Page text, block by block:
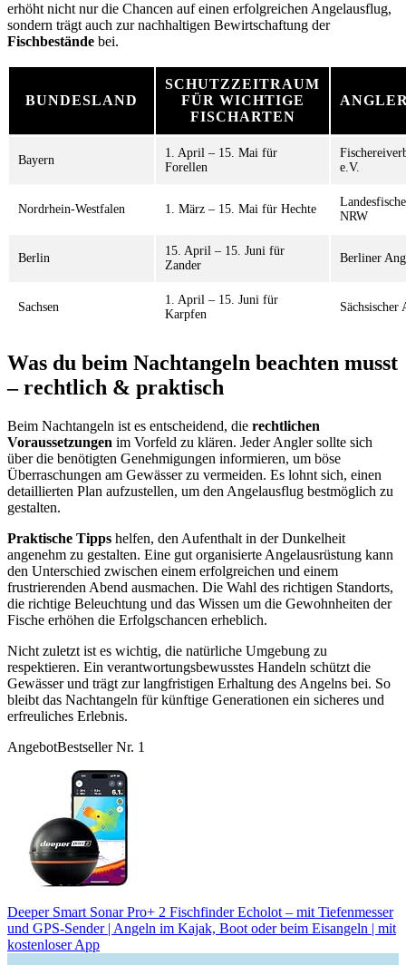
erhöht nicht nur die Chancen auf einen erfolgreichen Angelausflug,
sondern trägt auch zur nachhaltigen Bewirtschaftung der
Fischbestände bei.
BUNDESLAND
SCHUTZZEITRAUM
FÜR WICHTIGE
FISCHARTEN
Bayern
1. April – 15. Mai für
Forellen
e.V.
Nordrhein-Westfalen 1. März – 15. Mai für Hechte
NRW
Berlin
15. April – 15. Juni für
Zander
Berliner
Sachsen
1. April – 15. Juni für
Karpfen
Sächsischer
Was du beim Nachtangeln beachten musst
– rechtlich & praktisch
Beim Nachtangeln ist es entscheidend, die rechtlichen
Voraussetzungen im Vorfeld zu klären. Jeder Angler sollte sich
über die benötigten Genehmigungen informieren, um böse
Überraschungen am Gewässer zu vermeiden. Es lohnt sich, einen
detaillierten Plan aufzustellen, um den Angelausflug bestmöglich zu
gestalten.
Praktische Tipps helfen, den Aufenthalt in der Dunkelheit
angenehm zu gestalten. Eine gut organisierte Angelausrüstung kann
den Unterschied zwischen einem erfolgreichen und einem
frustrierenden Abend ausmachen. Die Wahl des richtigen Standorts,
die richtige Beleuchtung und das Wissen um die Gewohnheiten der
Fische erhöhen die Erfolgschancen erheblich.
Nicht zuletzt ist es wichtig, die natürliche Umgebung zu
respektieren. Ein verantwortungsbewusstes Handeln schützt die
Gewässer und trägt zur langfristigen Erhaltung des Angelns bei. So
bleibt das Nachtangeln für künftige Generationen ein sicheres und
erfreuliches Erlebnis.
AngebotBestseller Nr. 1
Deeper Smart Sonar Pro+ 2 Fischfinder Echolot – mit Tiefenmesser
und GPS-Sender | Angeln im Kajak, Boot oder beim Eisangeln | mit
kostenloser App